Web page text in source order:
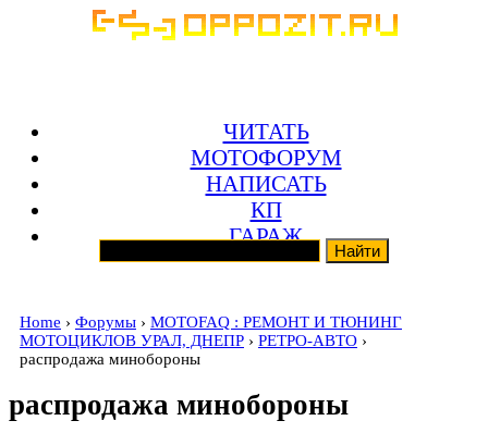
ЧИТАТЬ
МОТОФОРУМ
НАПИСАТЬ
КП
ГАРАЖ
Home › Форумы › MOTOFAQ : РЕМОНТ И ТЮНИНГ
МОТОЦИКЛОВ УРАЛ, ДНЕПР › РЕТРО-АВТО ›
распродажа минобороны
распродажа минобороны